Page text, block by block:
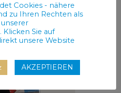
Cookies - nähere
zu Ihren Rechten als
Sie auf
unsere Website
AKZEPTIEREN